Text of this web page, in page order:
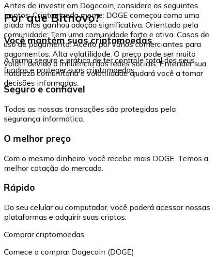
Antes de investir em Dogecoin, considere os seguintes
pontos: Criptomoeda meme: DOGE começou como uma
piada mas ganhou adoção significativa. Orientado pela
comunidade: Tem uma comunidade forte e ativa. Casos de
uso de pagamento: Aceito por vários comerciantes para
pagamentos. Alta volatilidade: O preço pode ser muito
volátil devido à influência das redes sociais. Entender sua
natureza comunitária e volatilidade ajudará você a tomar
decisões informadas.
Por que Bitnovo?
Você mantém suas criptomoedas
A forma segura e prática de ter controle total dos seus
fundos e proteger suas criptomoedas.
Seguro e confiável
Todas as nossas transações são protegidas pela
segurança informática.
O melhor preço
Com o mesmo dinheiro, você recebe mais DOGE. Temos a
melhor cotação do mercado.
Rápido
Do seu celular ou computador, você poderá acessar nossas
plataformas e adquirir suas criptos.
Comprar criptomoedas
Comece a comprar Dogecoin (DOGE)